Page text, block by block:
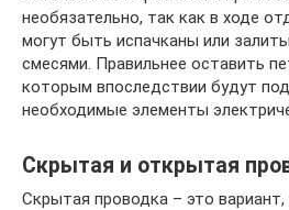
необязательно, так как в ходе
могут быть испачканы или
смесями. Правильнее оставить
которым впоследствии будут
необходимые элементы
Скрытая и открытая
Скрытая проводка – это